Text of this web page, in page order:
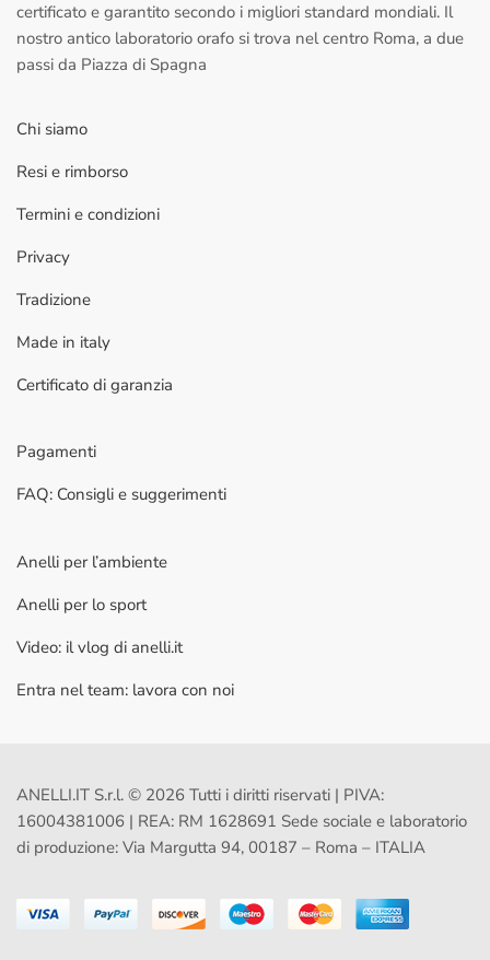
certificato e garantito secondo i migliori standard mondiali. Il
nostro antico laboratorio orafo si trova nel centro Roma, a due
passi da Piazza di Spagna
Chi siamo
Resi e rimborso
Termini e condizioni
Privacy
Tradizione
Made in italy
Certificato di garanzia
Pagamenti
FAQ: Consigli e suggerimenti
Anelli per l’ambiente
Anelli per lo sport
Video: il vlog di anelli.it
Entra nel team: lavora con noi
ANELLI.IT S.r.l. © 2026 Tutti i diritti riservati | PIVA:
16004381006 | REA: RM 1628691 Sede sociale e laboratorio
di produzione: Via Margutta 94, 00187 – Roma – ITALIA